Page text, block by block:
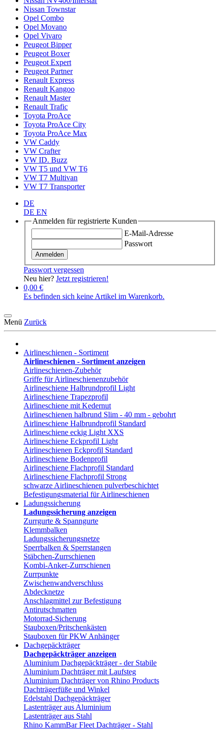
Nissan Townstar
Opel Combo
Opel Movano
Opel Vivaro
Peugeot Bipper
Peugeot Boxer
Peugeot Expert
Peugeot Partner
Renault Express
Renault Kangoo
Renault Master
Renault Trafic
Toyota ProAce
Toyota ProAce City
Toyota ProAce Max
VW Caddy
VW Crafter
VW ID. Buzz
VW T5 und VW T6
VW T7 Multivan
VW T7 Transporter
DE
DE EN
Anmelden für registrierte Kunden
E-Mail-Adresse
Passwort
Anmelden
Passwort vergessen
Neu hier? Jetzt registrieren!
0,00 €
Es befinden sich keine Artikel im Warenkorb.
Menü Zurück
Airlineschienen - Sortiment
Airlineschienen - Sortiment anzeigen
Airlineschienen-Zubehör
Griffe für Airlineschienenzubehör
Airlineschiene Halbrundprofil Light
Airlineschiene Trapezprofil
Airlineschiene mit Kedernut
Airlineschienen halbrund Slim - 40 mm - gebohrt
Airlineschiene Halbrundprofil Standard
Airlineschiene eckig Light XXS
Airlineschiene Eckprofil Light
Airlineschienen Eckprofil Standard
Airlineschiene Bodenprofil
Airlineschiene Flachprofil Standard
Airlineschiene Flachprofil Strong
schwarze Airlineschienen pulverbeschichtet
Befestigungsmaterial für Airlineschienen
Ladungssicherung
Ladungssicherung anzeigen
Zurrgurte & Spanngurte
Klemmbalken
Ladungssicherungsnetze
Sperrbalken & Sperrstangen
Stäbchen-Zurrschienen
Kombi-Anker-Zurrschienen
Zurrpunkte
Zwischenwandverschluss
Abdecknetze
Anschlagmittel zur Befestigung
Antirutschmatten
Motorrad-Sicherung
Stauboxen/Pritschenkästen
Stauboxen für PKW Anhänger
Dachgepäckträger
Dachgepäckträger anzeigen
Aluminium Dachgepäckträger - der Stabile
Aluminium Dachträger mit Laufsteg
Aluminium Dachträger von Rhino Products
Dachträgerfüße und Winkel
Edelstahl Dachgepäckträger
Lastenträger aus Aluminium
Lastenträger aus Stahl
Rhino KammBar Fleet Dachträger - Stahl